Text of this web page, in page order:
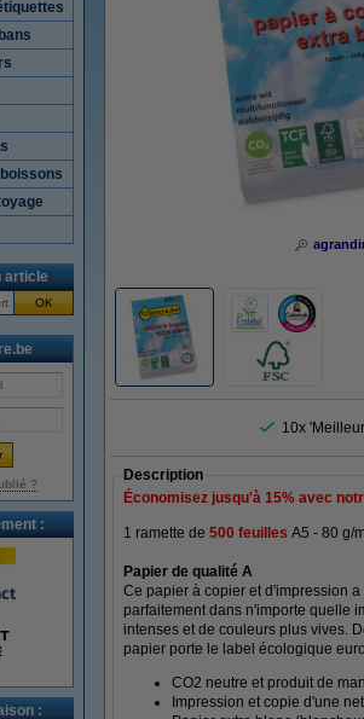
article
OK
?
:
:
10x
Description
Économisez jusqu'à 15% avec
1 ramette de 500 feuilles A5 - 80 g/
Papier de qualité A
Ce papier à copier et d'impression
parfaitement dans n'importe quelle
intenses et de couleurs plus vives.
papier porte le label écologique
CO2 neutre et produit de
Impression et copie d'une